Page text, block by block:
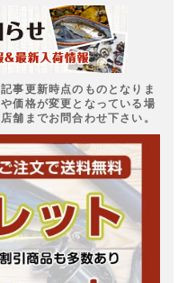
事更新時点のものとなりま
価格が変更となっている場
舗までお問合わせ下さい。